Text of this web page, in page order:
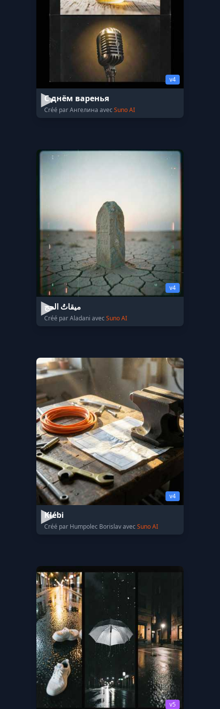
v4
С днём варенья
Créé par Ангелина avec Suno AI
v4
ميقاتُ الحج
Créé par Aladani avec Suno AI
v4
Klébi
Créé par Humpolec Borislav avec Suno AI
v5